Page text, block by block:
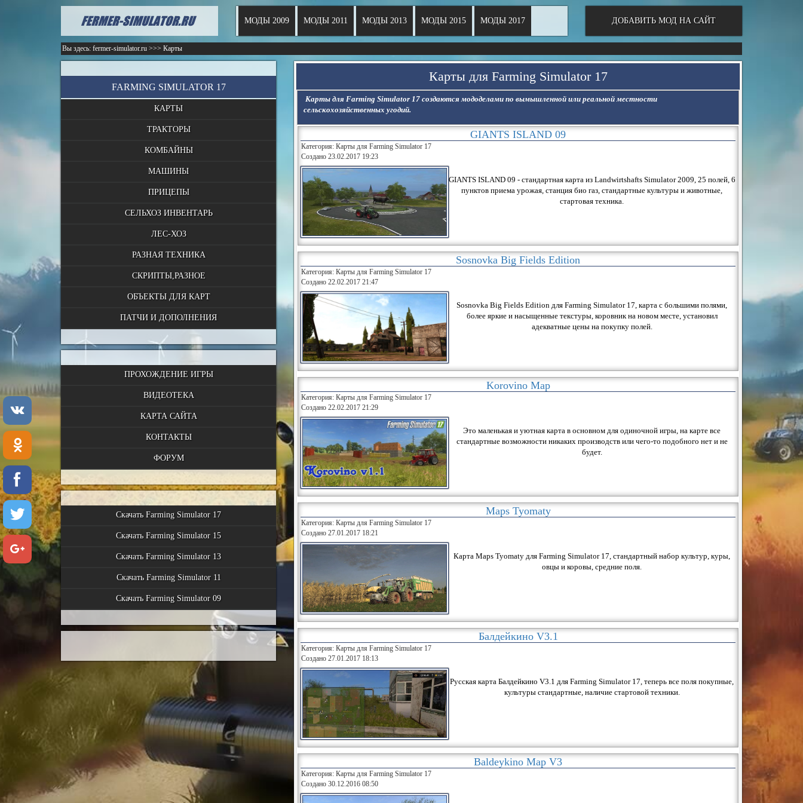
МОДЫ 2009 МОДЫ 2011 МОДЫ 2013 МОДЫ 2015 МОДЫ 2017 ДОБАВИТЬ МОД НА САЙТ
Вы здесь: fermer-simulator.ru >>> Карты
FARMING SIMULATOR 17
КАРТЫ
ТРАКТОРЫ
КОМБАЙНЫ
МАШИНЫ
ПРИЦЕПЫ
СЕЛЬХОЗ ИНВЕНТАРЬ
ЛЕС-ХОЗ
РАЗНАЯ ТЕХНИКА
СКРИПТЫ,РАЗНОЕ
ОБЪЕКТЫ ДЛЯ КАРТ
ПАТЧИ И ДОПОЛНЕНИЯ
ПРОХОЖДЕНИЕ ИГРЫ
ВИДЕОТЕКА
КАРТА САЙТА
КОНТАКТЫ
ФОРУМ
Скачать Farming Simulator 17
Скачать Farming Simulator 15
Скачать Farming Simulator 13
Скачать Farming Simulator 11
Скачать Farming Simulator 09
Карты для Farming Simulator 17
Карты для Farming Simulator 17 создаются мододелами по вымышленной или реальной местности
сельскохозяйственных угодий.
GIANTS ISLAND 09
Категория: Карты для Farming Simulator 17
Создано 23.02.2017 19:23
GIANTS ISLAND 09 - стандартная карта из Landwirtshafts Simulator 2009, 25 полей, 6
пунктов приема урожая, станция био газ, стандартные культуры и животные,
стартовая техника.
Sosnovka Big Fields Edition
Категория: Карты для Farming Simulator 17
Создано 22.02.2017 21:47
Sosnovka Big Fields Edition для Farming Simulator 17, карта с большими полями,
более яркие и насыщенные текстуры, коровник на новом месте, установил
адекватные цены на покупку полей.
Korovino Map
Категория: Карты для Farming Simulator 17
Создано 22.02.2017 21:29
Это маленькая и уютная карта в основном для одиночной игры, на карте все
стандартные возможности никаких производств или чего-то подобного нет и не
будет.
Maps Tyomaty
Категория: Карты для Farming Simulator 17
Создано 27.01.2017 18:21
Карта Maps Tyomaty для Farming Simulator 17, стандартный набор культур, куры,
овцы и коровы, средние поля.
Балдейкино V3.1
Категория: Карты для Farming Simulator 17
Создано 27.01.2017 18:13
Русская карта Балдейкино V3.1 для Farming Simulator 17, теперь все поля покупные,
культуры стандартные, наличие стартовой техники.
Baldeykino Map V3
Категория: Карты для Farming Simulator 17
Создано 30.12.2016 08:50